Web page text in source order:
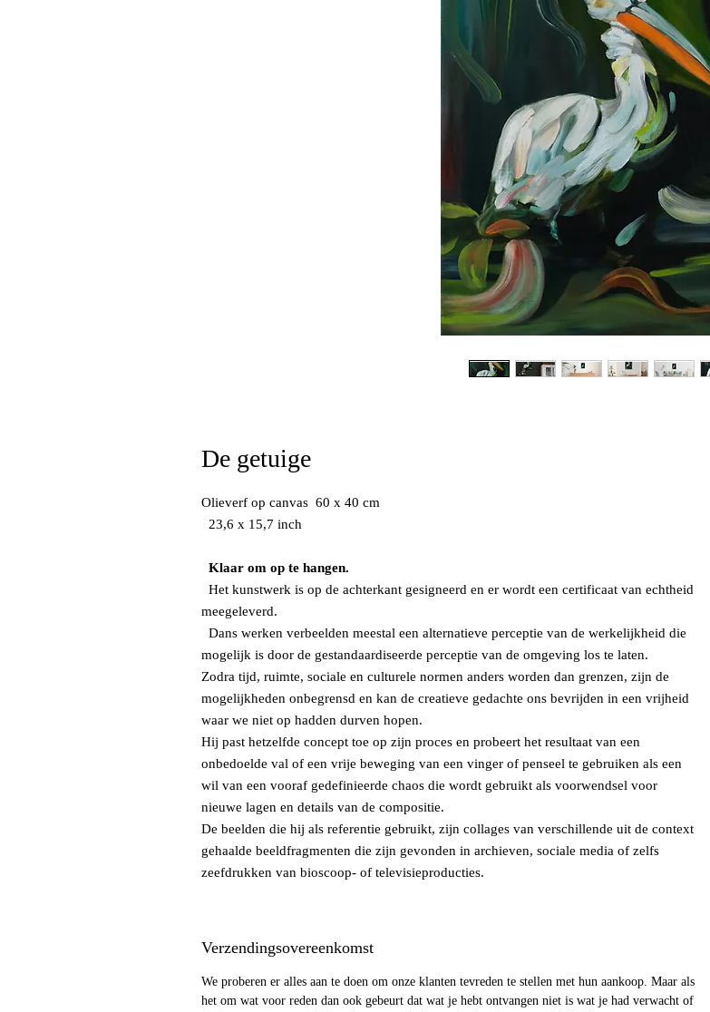
De getuige
Olieverf op canvas 60 x 40 cm
23,6 x 15,7 inch
Klaar om op te hangen.
Het kunstwerk is op de achterkant gesigneerd en er wordt een certificaat van echtheid
meegeleverd.
Dans werken verbeelden meestal een alternatieve perceptie van de werkelijkheid die
mogelijk is door de gestandaardiseerde perceptie van de omgeving los te laten.
Zodra tijd, ruimte, sociale en culturele normen anders worden dan grenzen, zijn de
mogelijkheden onbegrensd en kan de creatieve gedachte ons bevrijden in een vrijheid
waar we niet op hadden durven hopen.
Hij past hetzelfde concept toe op zijn proces en probeert het resultaat van een
onbedoelde val of een vrije beweging van een vinger of penseel te gebruiken als een
wil van een vooraf gedefinieerde chaos die wordt gebruikt als voorwendsel voor
nieuwe lagen en details van de compositie.
De beelden die hij als referentie gebruikt, zijn collages van verschillende uit de context
gehaalde beeldfragmenten die zijn gevonden in archieven, sociale media of zelfs
zeefdrukken van bioscoop- of televisieproducties.
Verzendingsovereenkomst
We proberen er alles aan te doen om onze klanten tevreden te stellen met hun aankoop. Maar als
het om wat voor reden dan ook gebeurt dat wat je hebt ontvangen niet is wat je had verwacht of